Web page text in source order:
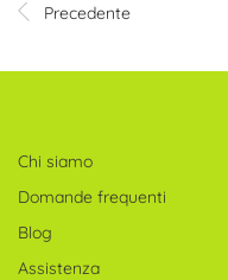
Precedente
Chi siamo
Domande frequenti
Blog
Assistenza